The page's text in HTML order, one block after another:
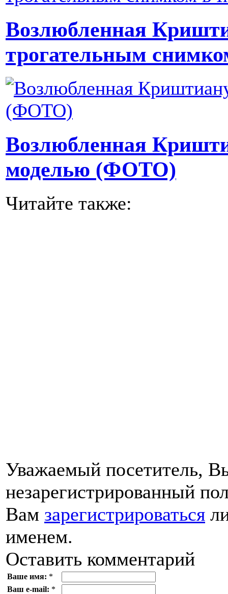
Возлюбленная
трогательным
Возлюбленная
моделью (ФОТО)
Читайте также:
Уважаемый посетитель,
незарегистрированный
Вам зарегистрироваться
именем.
Оставить комментарий
Ваше имя: *
Ваш e-mail: *